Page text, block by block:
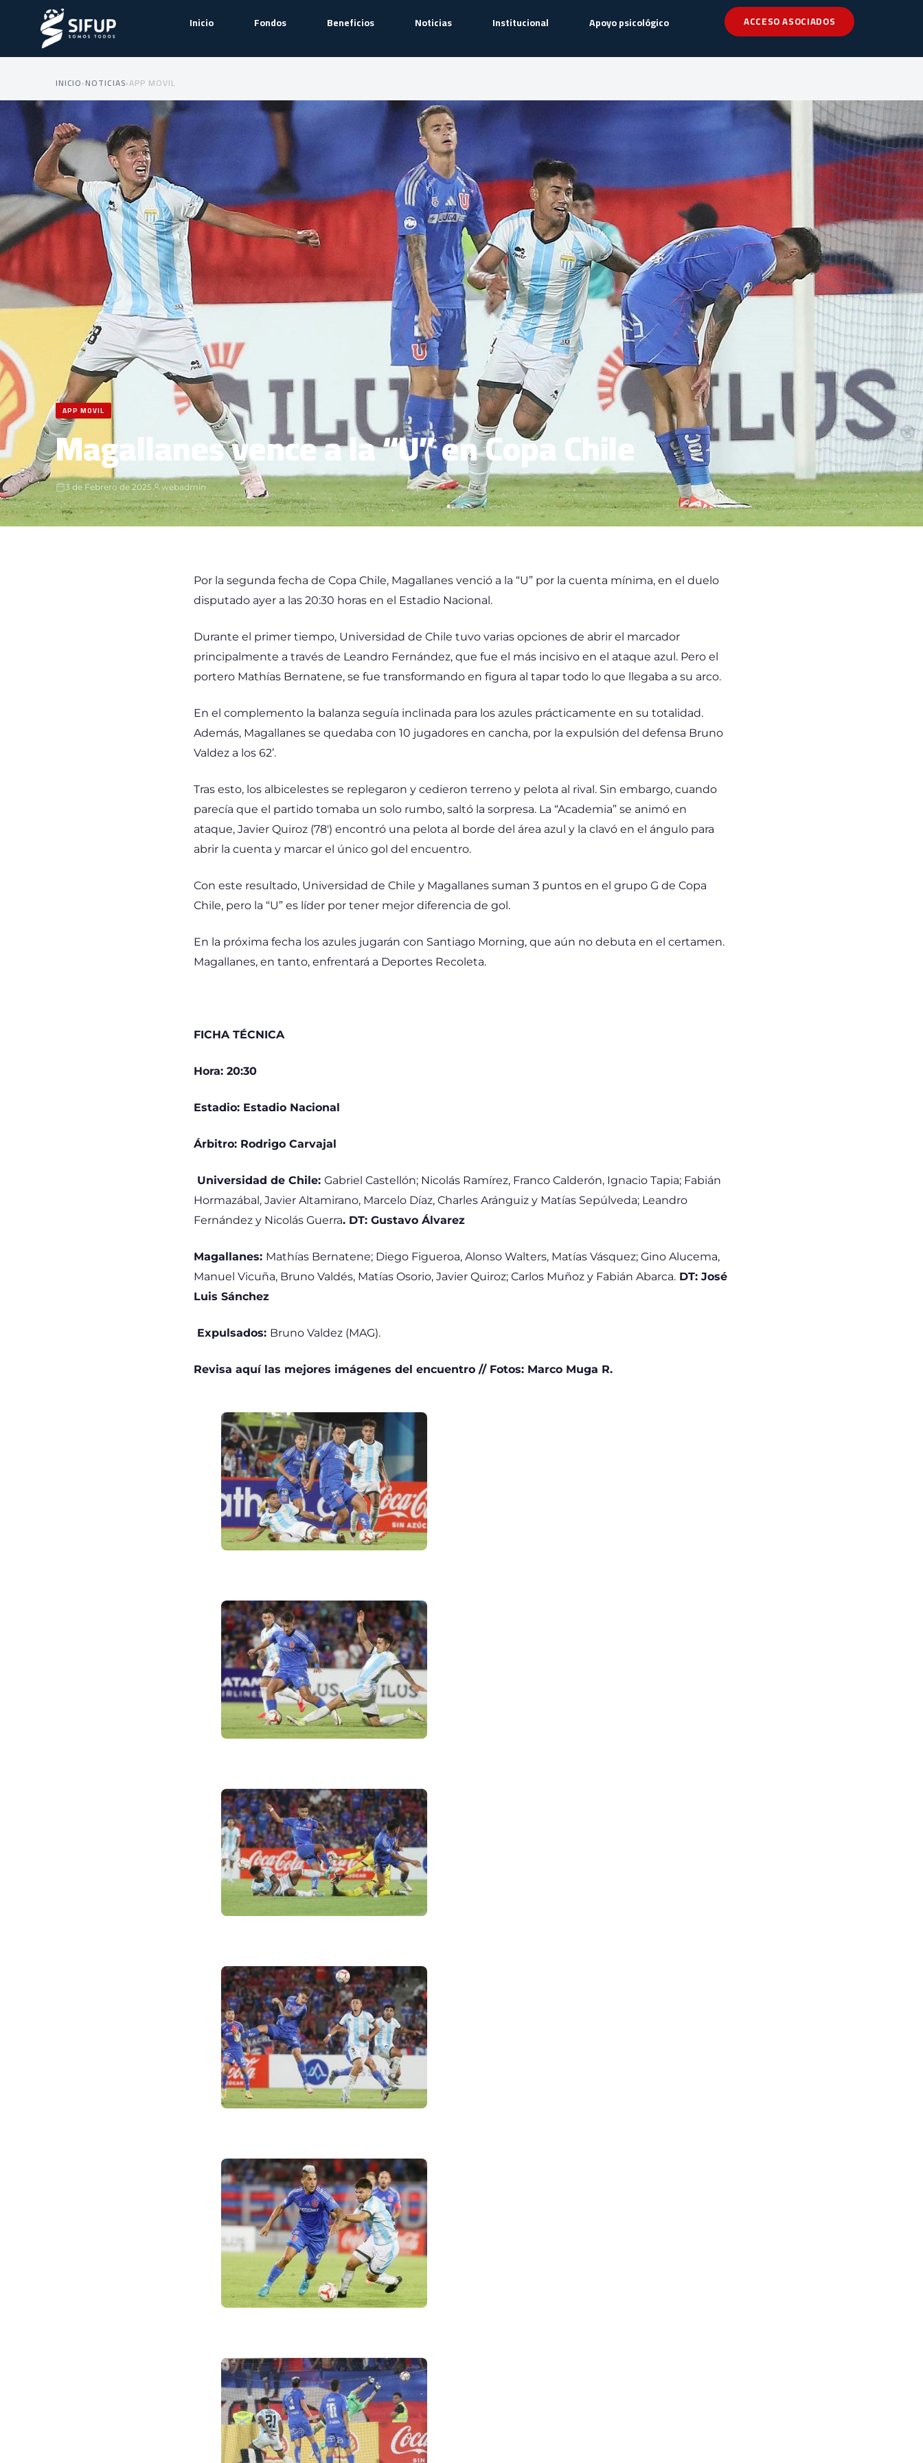
Inicio Fondos Beneficios Noticias Institucional Apoyo psicológico ACCESO ASOCIADOS
INICIO›NOTICIAS›APP MOVIL
APP MOVIL
Magallanes vence a la “U” en Copa Chile
3 de Febrero de 2025 webadmin
Por la segunda fecha de Copa Chile, Magallanes venció a la “U” por la cuenta mínima, en el duelo
disputado ayer a las 20:30 horas en el Estadio Nacional.
Durante el primer tiempo, Universidad de Chile tuvo varias opciones de abrir el marcador
principalmente a través de Leandro Fernández, que fue el más incisivo en el ataque azul. Pero el
portero Mathías Bernatene, se fue transformando en figura al tapar todo lo que llegaba a su arco.
En el complemento la balanza seguía inclinada para los azules prácticamente en su totalidad.
Además, Magallanes se quedaba con 10 jugadores en cancha, por la expulsión del defensa Bruno
Valdez a los 62’.
Tras esto, los albicelestes se replegaron y cedieron terreno y pelota al rival. Sin embargo, cuando
parecía que el partido tomaba un solo rumbo, saltó la sorpresa. La “Academia” se animó en
ataque, Javier Quiroz (78′) encontró una pelota al borde del área azul y la clavó en el ángulo para
abrir la cuenta y marcar el único gol del encuentro.
Con este resultado, Universidad de Chile y Magallanes suman 3 puntos en el grupo G de Copa
Chile, pero la “U” es líder por tener mejor diferencia de gol.
En la próxima fecha los azules jugarán con Santiago Morning, que aún no debuta en el certamen.
Magallanes, en tanto, enfrentará a Deportes Recoleta.
FICHA TÉCNICA
Hora: 20:30
Estadio: Estadio Nacional
Árbitro: Rodrigo Carvajal
Universidad de Chile: Gabriel Castellón; Nicolás Ramírez, Franco Calderón, Ignacio Tapia; Fabián
Hormazábal, Javier Altamirano, Marcelo Díaz, Charles Aránguiz y Matías Sepúlveda; Leandro
Fernández y Nicolás Guerra. DT: Gustavo Álvarez
Magallanes: Mathías Bernatene; Diego Figueroa, Alonso Walters, Matías Vásquez; Gino Alucema,
Manuel Vicuña, Bruno Valdés, Matías Osorio, Javier Quiroz; Carlos Muñoz y Fabián Abarca. DT: José
Luis Sánchez
Expulsados: Bruno Valdez (MAG).
Revisa aquí las mejores imágenes del encuentro // Fotos: Marco Muga R.